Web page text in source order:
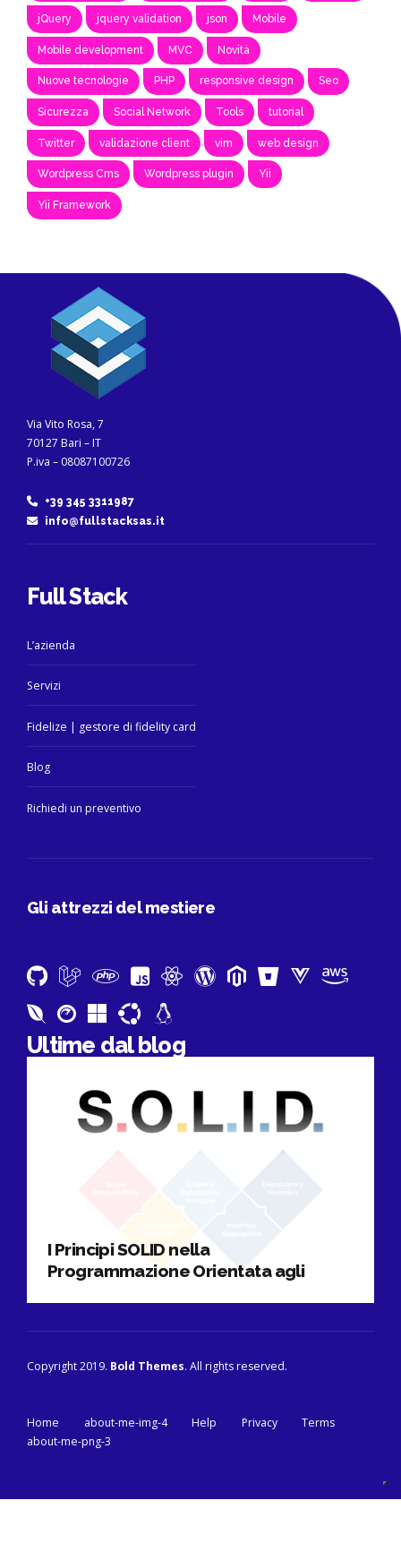
jQuery jquery validation json Mobile
Mobile development MVC Novità
Nuove tecnologie PHP responsive design Seo
Sicurezza Social Network Tools tutorial
Twitter validazione client vim web design
Wordpress Cms Wordpress plugin Yii
Yii Framework
Via Vito Rosa, 7
70127 Bari – IT
P.iva – 08087100726
+39 345 3311987
info@fullstacksas.it
Full Stack
L’azienda
Servizi
Fidelize | gestore di fidelity card
Blog
Richiedi un preventivo
Gli attrezzi del mestiere
Ultime dal blog
I Principi SOLID nella
Programmazione Orientata agli
Copyright 2019. Bold Themes. All rights reserved.
Home about-me-img-4 Help Privacy
Terms
about-me-png-3